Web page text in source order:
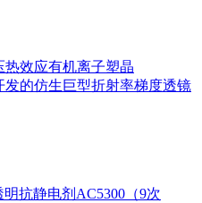
热效应有机离子塑晶
发的仿生巨型折射率梯度透镜
抗静电剂AC5300（9次